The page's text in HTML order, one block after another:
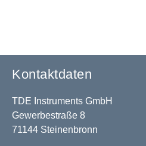
Kontaktdaten
TDE Instruments GmbH
Gewerbestraße 8
71144 Steinenbronn